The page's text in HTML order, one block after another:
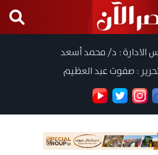
الادارة : د/ محمد أسعد
: صفوت عبد العظيم